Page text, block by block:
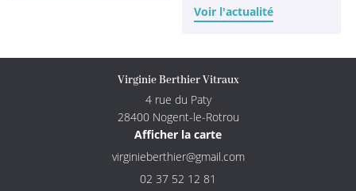
Voir l'actualité
Virginie Berthier Vitraux
4 rue du Paty
28400 Nogent-le-Rotrou
Afficher la carte
02 37 52 12 81